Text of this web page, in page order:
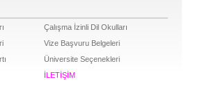
Çalışma İzinli Dil Okulları
Vize Başvuru Belgeleri
Üniversite Seçenekleri
İLETİŞİM